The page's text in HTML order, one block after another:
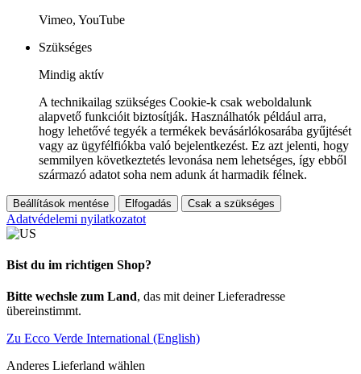
Vimeo, YouTube
Szükséges
Mindig aktív
A technikailag szükséges Cookie-k csak weboldalunk
alapvető funkcióit biztosítják. Használhatók például arra,
hogy lehetővé tegyék a termékek bevásárlókosarába gyűjtését
vagy az ügyfélfiókba való bejelentkezést. Ez azt jelenti, hogy
semmilyen következtetés levonása nem lehetséges, így ebből
származó adatot soha nem adunk át harmadik félnek.
Beállítások mentése Elfogadás Csak a szükséges
Adatvédelemi nyilatkozatot
Bist du im richtigen Shop?
Bitte wechsle zum Land, das mit deiner Lieferadresse
übereinstimmt.
Zu Ecco Verde International (English)
Anderes Lieferland wählen